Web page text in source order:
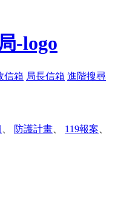
信箱 局長信箱 進階搜尋
防護計畫 119報案